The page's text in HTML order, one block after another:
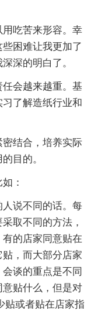
吃苦来形容。幸
困难让我更加了
深的明白了。
会越来越重。基
了解造纸行业和
结合，培养实际
目的。
：
说不同的话。每
取不同的方法，
的店家同意贴在
，而大部分店家
谈的重点是不同
贴什么，但是对
贴或者贴在店家指